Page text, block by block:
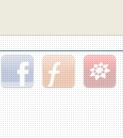
Facebook Furl StudiVZ